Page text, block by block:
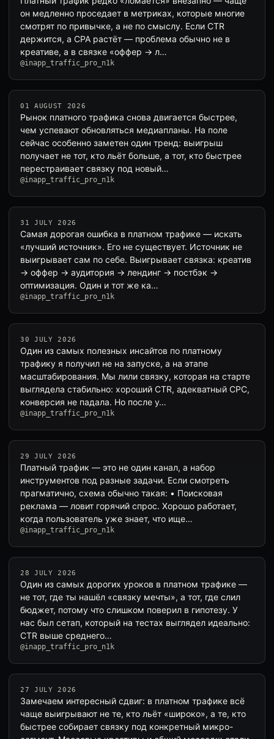
он медленно проседает в метриках, которые многие
смотрят по привычке, а не по смыслу. Если CTR
держится, а CPA растёт — проблема обычно не в
креативе, а в связке «оффер → л…
@inapp_traffic_pro_n1k
01 AUGUST 2026
Рынок платного трафика снова двигается быстрее,
чем успевают обновляться медиапланы. На поле
сейчас особенно заметен один тренд: выигрыш
получает не тот, кто льёт больше, а тот, кто быстрее
перестраивает связку под новый…
@inapp_traffic_pro_n1k
31 JULY 2026
Самая дорогая ошибка в платном трафике — искать
«лучший источник». Его не существует. Источник не
выигрывает сам по себе. Выигрывает связка: креатив
→ оффер → аудитория → лендинг → постбэк →
оптимизация. Один и тот же ка…
@inapp_traffic_pro_n1k
30 JULY 2026
Один из самых полезных инсайтов по платному
трафику я получил не на запуске, а на этапе
масштабирования. Мы лили связку, которая на старте
выглядела стабильно: хороший CTR, адекватный CPC,
конверсия не падала. Но после у…
@inapp_traffic_pro_n1k
29 JULY 2026
Платный трафик — это не один канал, а набор
инструментов под разные задачи. Если смотреть
прагматично, схема обычно такая: • Поисковая
реклама — ловит горячий спрос. Хорошо работает,
когда пользователь уже знает, что ище…
@inapp_traffic_pro_n1k
28 JULY 2026
Один из самых дорогих уроков в платном трафике —
не тот, где ты нашёл «связку мечты», а тот, где слил
бюджет, потому что слишком поверил в гипотезу. У
нас был сетап, который на тестах выглядел идеально:
CTR выше среднего…
@inapp_traffic_pro_n1k
27 JULY 2026
Замечаем интересный сдвиг: в платном трафике всё
чаще выигрывают не те, кто льёт «широко», а те, кто
быстрее собирает связку под конкретный микро-